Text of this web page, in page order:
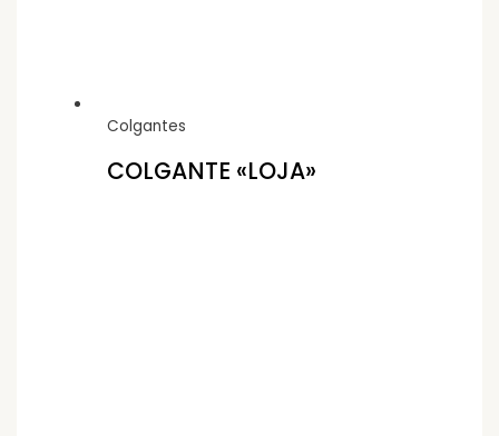
Colgantes
COLGANTE «LOJA»